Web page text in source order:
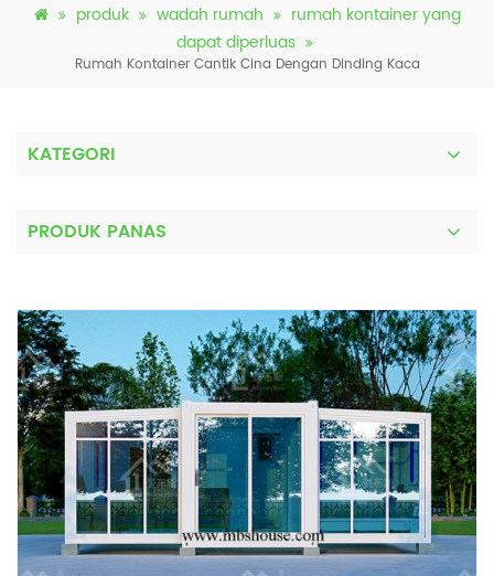
produk wadah rumah
rumah kontainer yang
dapat diperluas
Rumah Kontainer Cantik Cina Dengan Dinding Kaca
KATEGORI
PRODUK PANAS